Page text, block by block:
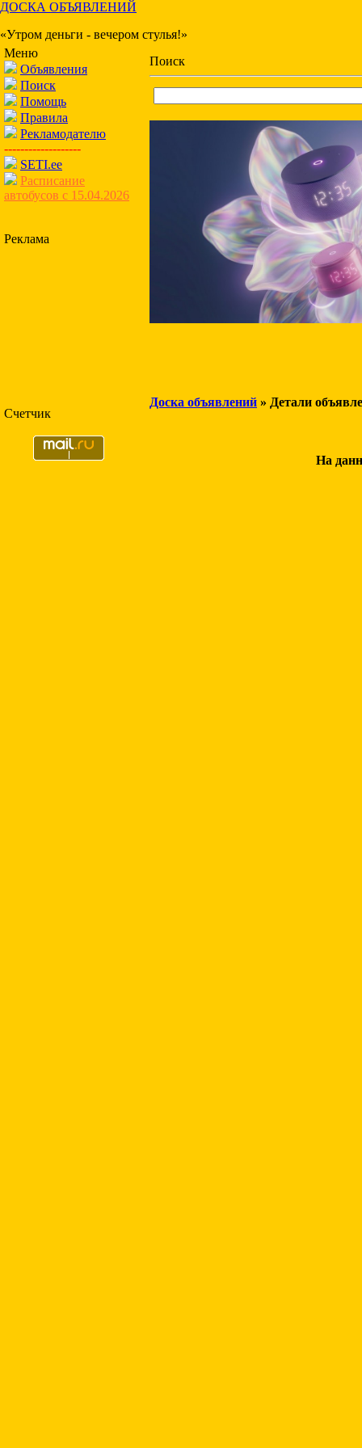
ДОСКА ОБЪЯВЛЕНИЙ
«Утром деньги - вечером стулья!»
Меню
Объявления
Поиск
Помощь
Правила
Рекламодателю
-------------------
SETI.ee
Расписание
автобусов с 15.04.2026
Реклама
Счетчик
Поиск
Доска объявлений » Детали
На